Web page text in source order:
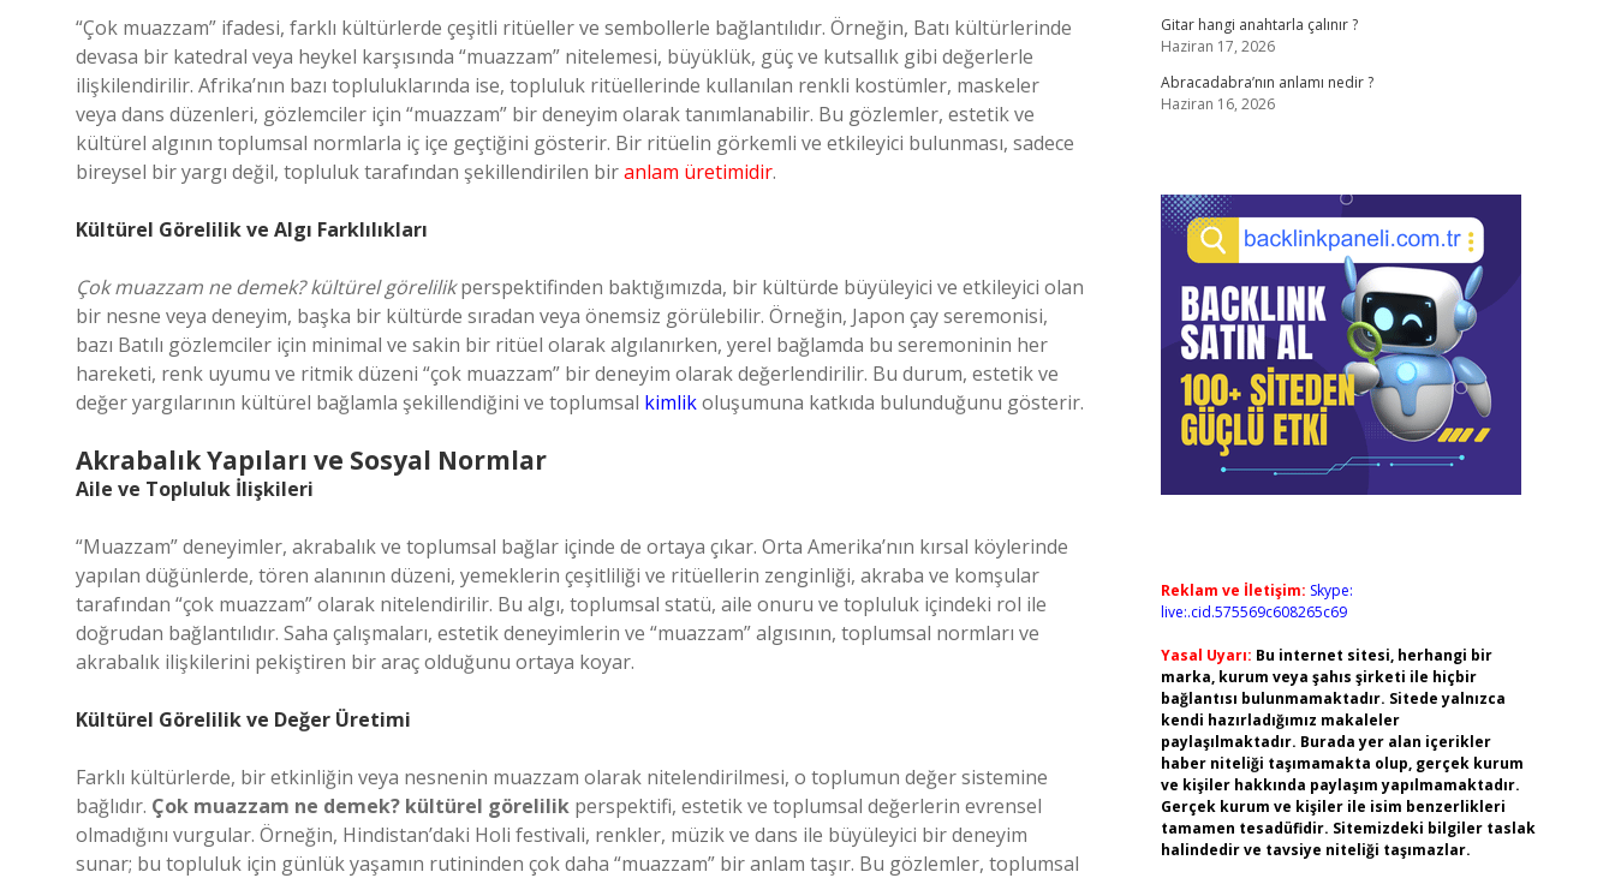
“Çok muazzam” ifadesi, farklı kültürlerde çeşitli ritüeller ve sembollerle bağlantılıdır. Örneğin, Batı kültürlerinde
devasa bir katedral veya heykel karşısında “muazzam” nitelemesi, büyüklük, güç ve kutsallık gibi değerlerle
ilişkilendirilir. Afrika’nın bazı topluluklarında ise, topluluk ritüellerinde kullanılan renkli kostümler, maskeler
veya dans düzenleri, gözlemciler için “muazzam” bir deneyim olarak tanımlanabilir. Bu gözlemler, estetik ve
kültürel algının toplumsal normlarla iç içe geçtiğini gösterir. Bir ritüelin görkemli ve etkileyici bulunması, sadece
bireysel bir yargı değil, topluluk tarafından şekillendirilen biranlam üretimidir.
Kültürel Görelilik ve Algı Farklılıkları
Çok muazzam ne demek? kültürel görelilikperspektifinden baktığımızda, bir kültürde büyüleyici ve etkileyici olan
bir nesne veya deneyim, başka bir kültürde sıradan veya önemsiz görülebilir. Örneğin, Japon çay seremonisi,
bazı Batılı gözlemciler için minimal ve sakin bir ritüel olarak algılanırken, yerel bağlamda bu seremoninin her
hareketi, renk uyumu ve ritmik düzeni “çok muazzam” bir deneyim olarak değerlendirilir. Bu durum, estetik ve
değer yargılarının kültürel bağlamla şekillendiğini ve toplumsal kimlikoluşumuna katkıda bulunduğunu gösterir.
Akrabalık Yapıları ve Sosyal Normlar
Aile ve Topluluk İlişkileri
“Muazzam” deneyimler, akrabalık ve toplumsal bağlar içinde de ortaya çıkar. Orta Amerika’nın kırsal köylerinde
yapılan düğünlerde, tören alanının düzeni, yemeklerin çeşitliliği ve ritüellerin zenginliği, akraba ve komşular
tarafından “çok muazzam” olarak nitelendirilir. Bu algı, toplumsal statü, aile onuru ve topluluk içindeki rol ile
doğrudan bağlantılıdır. Saha çalışmaları, estetik deneyimlerin ve “muazzam” algısının, toplumsal normları ve
akrabalık ilişkilerini pekiştiren bir araç olduğunu ortaya koyar.
Kültürel Görelilik ve Değer Üretimi
Farklı kültürlerde, bir etkinliğin veya nesnenin muazzam olarak nitelendirilmesi, o toplumun değer sistemine
bağlıdır. Çok muazzam ne demek? kültürel görelilik perspektifi, estetik ve toplumsal değerlerin evrensel
olmadığını vurgular. Örneğin, Hindistan’daki Holi festivali, renkler, müzik ve dans ile büyüleyici bir deneyim
sunar; bu topluluk için günlük yaşamın rutininden çok daha “muazzam” bir anlam taşır. Bu gözlemler, toplumsal
Gitar hangi anahtarla çalınır ?
Haziran 17, 2026
Abracadabra’nın anlamı nedir ?
Haziran 16, 2026
Reklam ve İletişim: Skype:
live:.cid.575569c608265c69
Yasal Uyarı: Bu internet sitesi, herhangi bir
marka, kurum veya şahıs şirketi ile hiçbir
bağlantısı bulunmamaktadır. Sitede yalnızca
kendi hazırladığımız makaleler
paylaşılmaktadır. Burada yer alan içerikler
haber niteliği taşımamakta olup, gerçek kurum
ve kişiler hakkında paylaşım yapılmamaktadır.
Gerçek kurum ve kişiler ile isim benzerlikleri
tamamen tesadüfidir. Sitemizdeki bilgiler taslak
halindedir ve tavsiye niteliği taşımazlar.